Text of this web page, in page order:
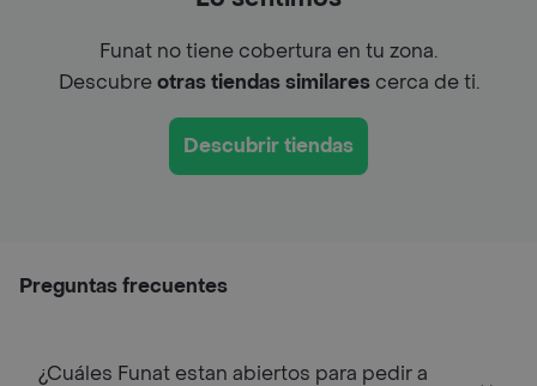
Funat no tiene cobertura en tu zona.
Descubreotras tiendas similarescerca de ti.
Descubrir tiendas
Preguntas frecuentes
¿Cuáles Funat estan abiertos para pedir a